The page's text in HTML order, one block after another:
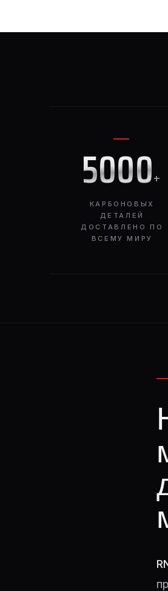
5000+
КАРБОНОВЫХ
ДЕТАЛЕЙ
ДОСТАВЛЕНО ПО
ВСЕМУ МИРУ